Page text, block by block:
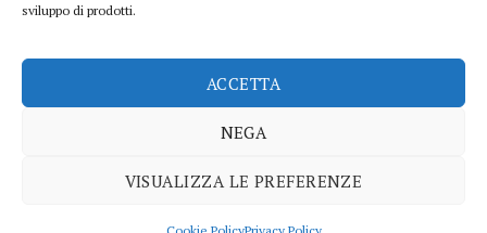
sviluppo di prodotti.
ACCETTA
NEGA
VISUALIZZA LE PREFERENZE
iTech
ViolaPost.it partecipa al Programma Affiliazione Amazon EU, un programma di
pubblicizzando e fornendo link al sito Amazon.it
Copyright 2026 ©
CONTATTI